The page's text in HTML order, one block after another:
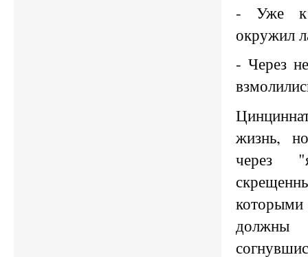
- Уже к
окружил
- Через
жизнь,
через
которыми
должны